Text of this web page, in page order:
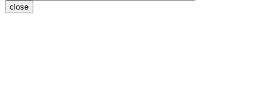
close